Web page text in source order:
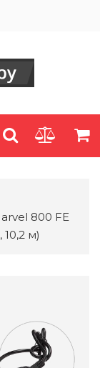
800 FE
10,2 м)